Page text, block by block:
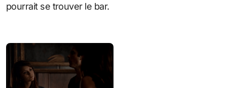
pourrait se trouver le bar.